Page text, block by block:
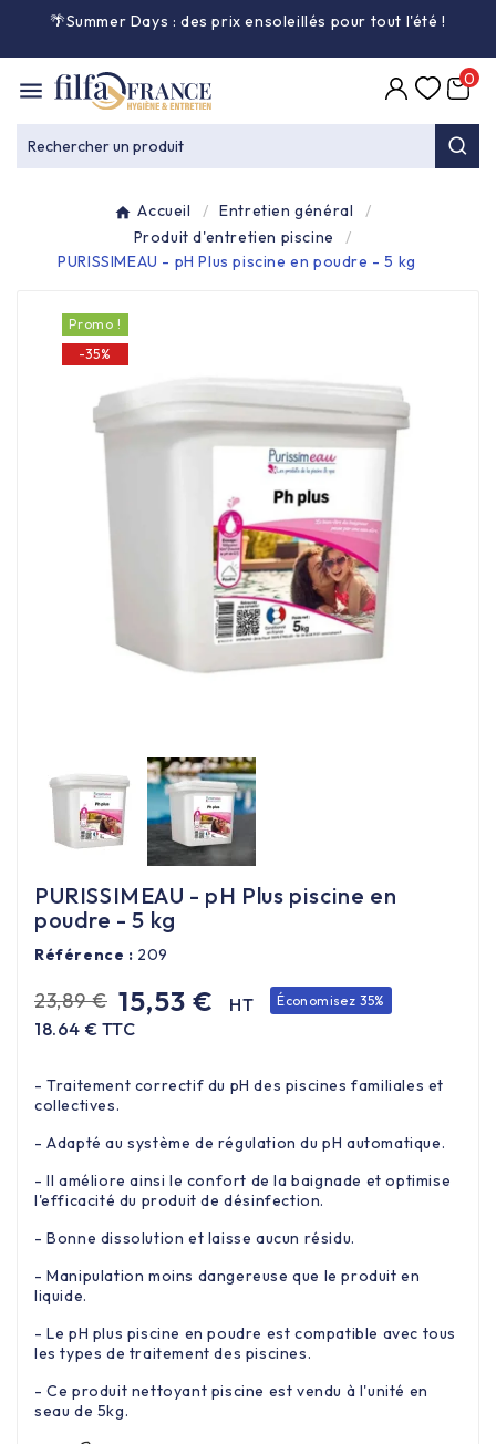
🌴Summer Days : des prix ensoleillés pour tout l'été!

Entretien général
Équipement & matériel 
Collecte des déchets 
Produit d'accueil
Hygiène mains 
Équipement cuisine pro 
Les nouveaux produits
Rechercher un produit
0
Accueil
Entretien général
Produit d'entretien piscine
PURISSIMEAU - pH Plus piscine en poudre - 5 kg
Promo !
-35%
PURISSIMEAU - pH Plus piscine en
poudre - 5 kg
Référence : 209
23,89 € 15,53 € HT Économisez 35%
18.64 € TTC
- Traitement correctif du pH des piscines familiales et
collectives.
- Adapté au système de régulation du pH automatique.
- Il améliore ainsi le confort de la baignade et optimise
l'efficacité du produit de désinfection.
- Bonne dissolution et laisse aucun résidu.
- Manipulation moins dangereuse que le produit en
liquide.
- Le pH plus piscine en poudre est compatible avec tous
les types de traitement des piscines.
- Ce produit nettoyant piscine est vendu à l'unité en
seau de 5kg.